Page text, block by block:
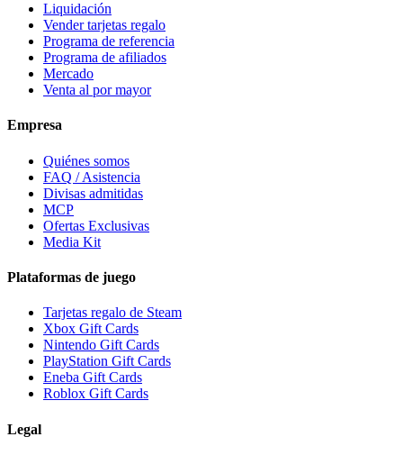
Liquidación
Vender tarjetas regalo
Programa de referencia
Programa de afiliados
Mercado
Venta al por mayor
Empresa
Quiénes somos
FAQ / Asistencia
Divisas admitidas
MCP
Ofertas Exclusivas
Media Kit
Plataformas de juego
Tarjetas regalo de Steam
Xbox Gift Cards
Nintendo Gift Cards
PlayStation Gift Cards
Eneba Gift Cards
Roblox Gift Cards
Legal